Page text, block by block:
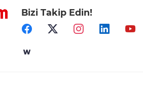
Bizi Takip Edin!